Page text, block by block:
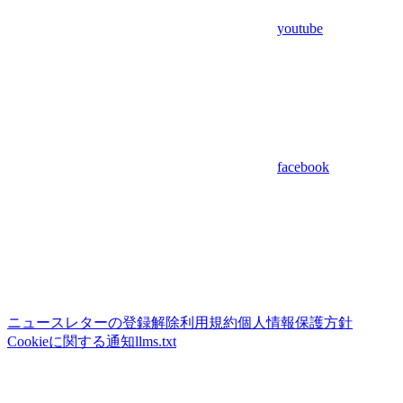
youtube
facebook
ニュースレターの登録解除利用規約個人情報保護方針
Cookieに関する通知llms.txt